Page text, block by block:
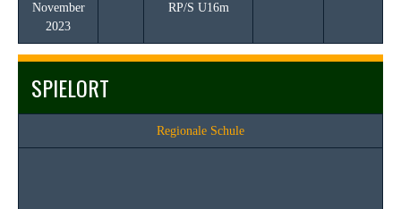
November
2023
RP/S U16m
SPIELORT
Regionale Schule